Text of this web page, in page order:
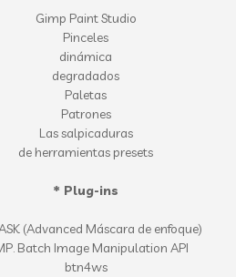
Gimp Paint Studio
Pinceles
dinámica
degradados
Paletas
Patrones
Las salpicaduras
de herramientas presets
* Plug-ins
(Advanced Máscara de enfoque)
Batch Image Manipulation API
btn4ws